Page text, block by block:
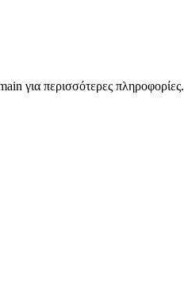
για περισσότερες πληροφορίες.